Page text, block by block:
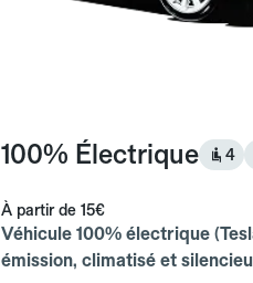
100% Électrique 4
À partir de 15€
Véhicule 100% électrique
émission, climatisé et